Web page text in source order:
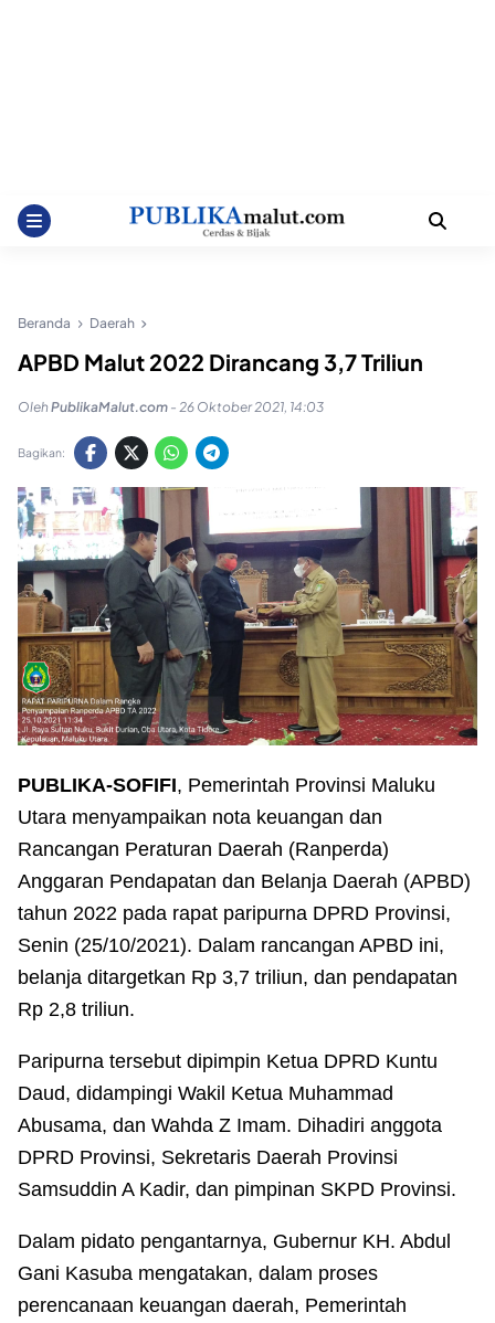
Beranda Daerah
APBD Malut 2022 Dirancang 3,7 Triliun
OlehPublikaMalut.com - 26 Oktober 2021, 14:03
Bagikan:
PUBLIKA-SOFIFI, Pemerintah Provinsi Maluku
Utara menyampaikan nota keuangan dan
Rancangan Peraturan Daerah (Ranperda)
Anggaran Pendapatan dan Belanja Daerah (APBD)
tahun 2022 pada rapat paripurna DPRD Provinsi,
Senin (25/10/2021). Dalam rancangan APBD ini,
belanja ditargetkan Rp 3,7 triliun, dan pendapatan
Rp 2,8 triliun.
Paripurna tersebut dipimpin Ketua DPRD Kuntu
Daud, didampingi Wakil Ketua Muhammad
Abusama, dan Wahda Z Imam. Dihadiri anggota
DPRD Provinsi, Sekretaris Daerah Provinsi
Samsuddin A Kadir, dan pimpinan SKPD Provinsi.
Dalam pidato pengantarnya, Gubernur KH. Abdul
Gani Kasuba mengatakan, dalam proses
perencanaan keuangan daerah, Pemerintah